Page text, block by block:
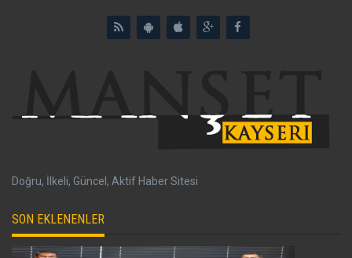
Doğru, İlkeli, Güncel, Aktif Haber Sitesi
SON EKLENENLER